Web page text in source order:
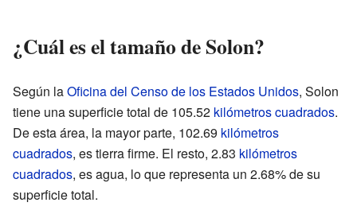
¿Cuál es el tamaño de Solon?
Según laOficina del Censo de los Estados Unidos, Solon
tiene una superficie total de 105.52 kilómetros cuadrados.
De esta área, la mayor parte, 102.69 kilómetros
cuadrados, es tierra firme. El resto, 2.83 kilómetros
cuadrados, es agua, lo que representa un 2.68% de su
superficie total.